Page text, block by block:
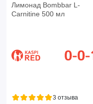
Лимонад Bombbar L-
Carnitine 500 мл
3 отзыва